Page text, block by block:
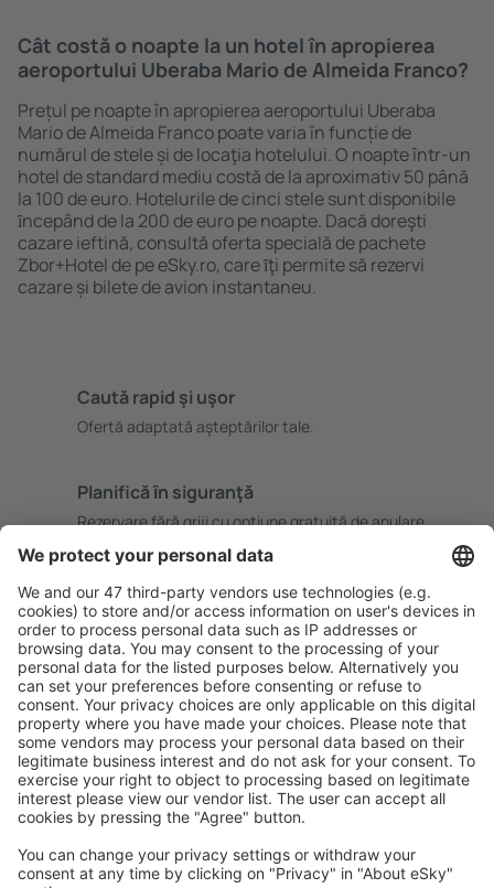
Cât costă o noapte la un hotel în apropierea
aeroportului Uberaba Mario de Almeida Franco?
Prețul pe noapte în apropierea aeroportului Uberaba
Mario de Almeida Franco poate varia în funcție de
numărul de stele și de locaţia hotelului. O noapte într-un
hotel de standard mediu costă de la aproximativ 50 până
la 100 de euro. Hotelurile de cinci stele sunt disponibile
ȋncepând de la 200 de euro pe noapte. Dacă doreşti
cazare ieftină, consultă oferta specială de pachete
Zbor+Hotel de pe eSky.ro, care ȋţi permite să rezervi
cazare și bilete de avion instantaneu.
Caută rapid şi uşor
Ofertă adaptată aşteptărilor tale.
Planifică ȋn siguranţă
Rezervare fără griji cu opțiune gratuită de anulare.
Economiseşte mai mult
Prețuri atractive și oferte speciale pentru utilizatorii
conectați.
Cazarea preferată
Alege din peste 1,3 mil. de opţiuni: hoteluri, cabane,
apartamente și altele.
Cele mai căutate hoteluri de către utilizatorii eSky
Hoteluri în Brazilia - Orașe populare